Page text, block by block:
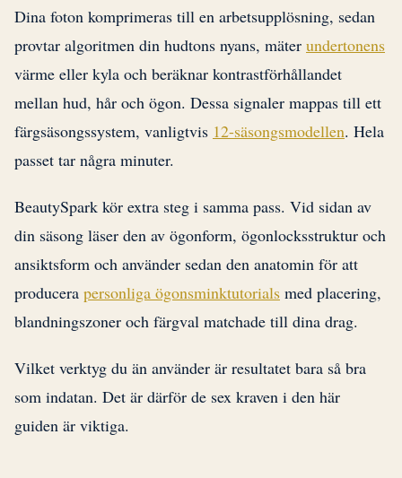
Dina foton komprimeras till en arbetsupplösning, sedan
provtar algoritmen din hudtons nyans, mäter undertonens
värme eller kyla och beräknar kontrastförhållandet
mellan hud, hår och ögon. Dessa signaler mappas till ett
färgsäsongssystem, vanligtvis 12-säsongsmodellen. Hela
passet tar några minuter.
BeautySpark kör extra steg i samma pass. Vid sidan av
din säsong läser den av ögonform, ögonlocksstruktur och
ansiktsform och använder sedan den anatomin för att
producera personliga ögonsminktutorials med placering,
blandningszoner och färgval matchade till dina drag.
Vilket verktyg du än använder är resultatet bara så bra
som indatan. Det är därför de sex kraven i den här
guiden är viktiga.